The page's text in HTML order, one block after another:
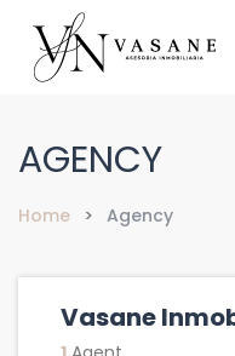
AGENCY
Home Agency
Vasane